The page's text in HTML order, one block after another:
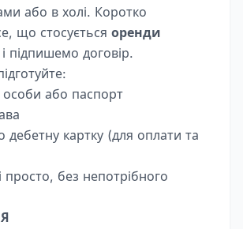
або в холі. Коротко
що стосується оренди
і підпишемо договір.
особи або паспорт
дебетну картку (для оплати та
просто, без непотрібного